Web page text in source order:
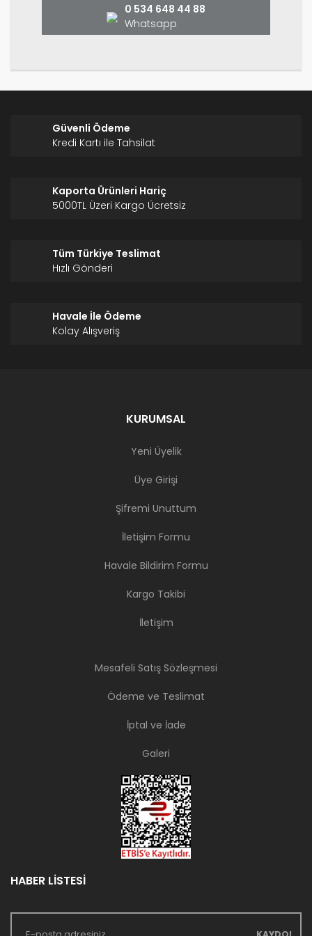
0 534 648 44 88
Whatsapp
Güvenli Ödeme
Kredi Kartı ile Tahsilat
Kaporta Ürünleri Hariç
5000TL Üzeri Kargo Ücretsiz
Tüm Türkiye Teslimat
Hızlı Gönderi
Havale İle Ödeme
Kolay Alışveriş
KURUMSAL
Yeni Üyelik
Üye Girişi
Şifremi Unuttum
İletişim Formu
Havale Bildirim Formu
Kargo Takibi
İletişim
Mesafeli Satış Sözleşmesi
Ödeme ve Teslimat
İptal ve İade
Galeri
HABER LİSTESİ